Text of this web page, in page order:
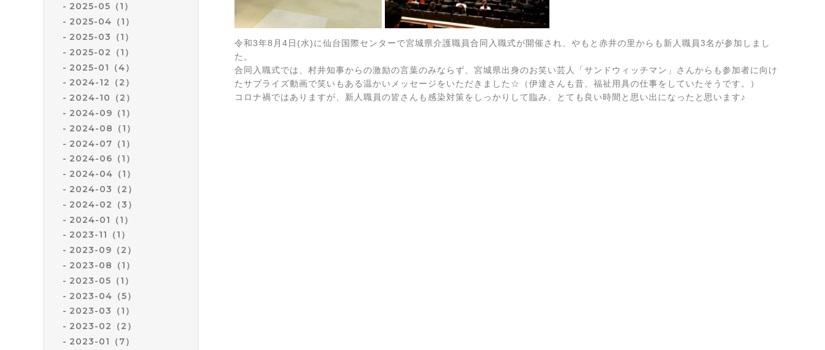
2025-05（1）
2025-04（1）
2025-03（1）
2025-02（1）
2025-01（4）
2024-12（2）
2024-10（2）
2024-09（1）
2024-08（1）
2024-07（1）
2024-06（1）
2024-04（1）
2024-03（2）
2024-02（3）
2024-01（1）
2023-11（1）
2023-09（2）
2023-08（1）
2023-05（1）
2023-04（5）
2023-03（1）
2023-02（2）
2023-01（7）
令和3年8月4日(水)に仙台国際センターで宮城県介護職員合同入職式が開催され、やもと赤井の里からも新人職員3名が参加しまし
た。
合同入職式では、村井知事からの激励の言葉のみならず、宮城県出身のお笑い芸人「サンドウィッチマン」さんからも参加者に向け
たサプライズ動画で笑いもある温かいメッセージをいただきました☆（伊達さんも昔、福祉用具の仕事をしていたそうです。）
コロナ禍ではありますが、新人職員の皆さんも感染対策をしっかりして臨み、とても良い時間と思い出になったと思います♪